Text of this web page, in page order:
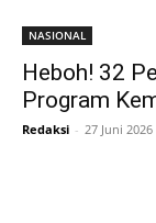
NASIONAL
Heboh! 32
Program
Redaksi - 27 Juni 2026